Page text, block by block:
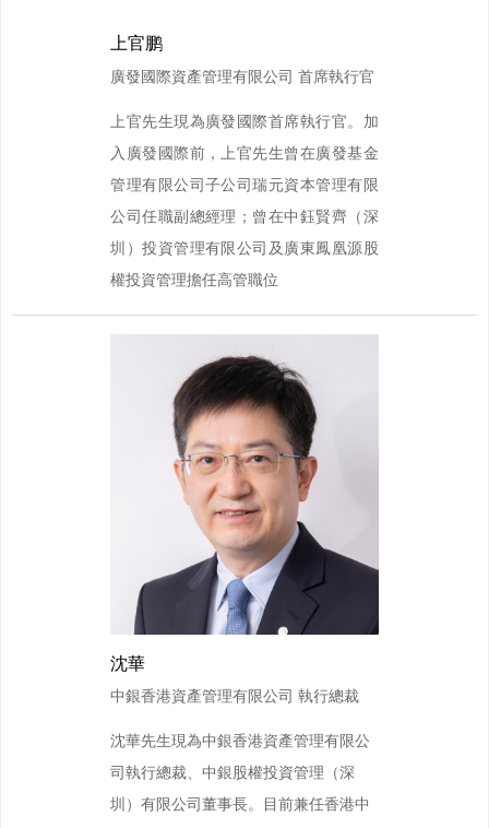
上官鹏
廣發國際資產管理有限公司 首席執行官
上官先生現為廣發國際首席執行官。加
入廣發國際前，上官先生曾在廣發基金
管理有限公司子公司瑞元資本管理有限
公司任職副總經理；曾在中鈺賢齊（深
圳）投資管理有限公司及廣東鳳凰源股
權投資管理擔任高管職位
沈華
中銀香港資產管理有限公司 執行總裁
沈華先生現為中銀香港資產管理有限公
司執行總裁、中銀股權投資管理（深
圳）有限公司董事長。目前兼任香港中